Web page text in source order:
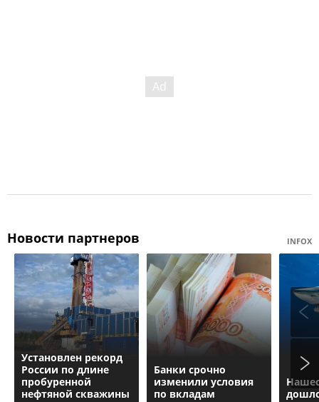
Новости партнеров INFOX
Установлен рекорд
России по длине
пробуренной
нефтяной скважины
Банки срочно
изменили условия
по вкладам